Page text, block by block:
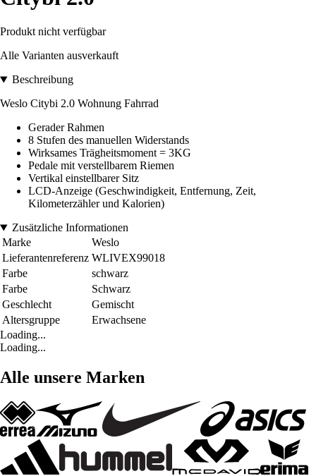
Produkt nicht verfügbar
Alle Varianten ausverkauft
Beschreibung
Weslo Citybi 2.0 Wohnung Fahrrad
Gerader Rahmen
8 Stufen des manuellen Widerstands
Wirksames Trägheitsmoment = 3KG
Pedale mit verstellbarem Riemen
Vertikal einstellbarer Sitz
LCD-Anzeige (Geschwindigkeit, Entfernung, Zeit,
Kilometerzähler und Kalorien)
Zusätzliche Informationen
Marke
Weslo
Lieferantenreferenz WLIVEX99018
Farbe
schwarz
Farbe
Schwarz
Geschlecht
Gemischt
Altersgruppe
Erwachsene
Loading...
Loading...
Alle unsere Marken